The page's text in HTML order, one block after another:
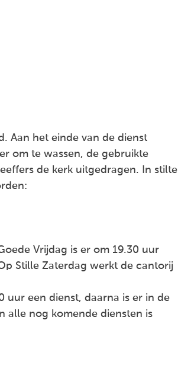
Aan het einde van de dienst
om te wassen, de gebruikte
de kerk uitgedragen. In stilte
Vrijdag is er om 19.30 uur
Stille Zaterdag werkt de cantorij
uur een dienst, daarna is er in de
alle nog komende diensten is